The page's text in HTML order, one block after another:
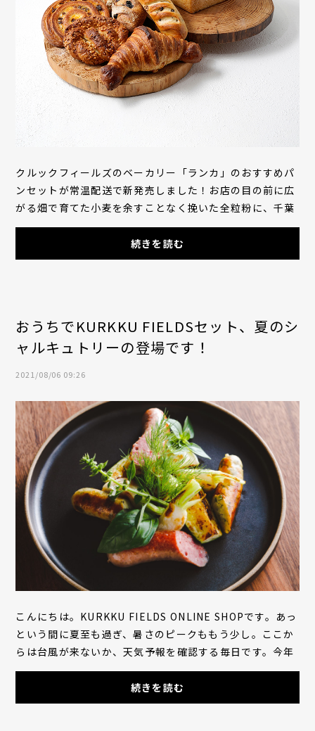
クルックフィールズのベーカリー「ランカ」のおすすめパ
ンセットが常温配送で新発売しました！お店の目の前に広
がる畑で育てた小麦を余すことなく挽いた全粒粉に、千葉
の小麦農家イマフンさんの小麦など数種類を...
続きを読む
おうちでKURKKU FIELDSセット、夏のシ
ャルキュトリーの登場です！
2021/08/06 09:26
こんにちは。KURKKU FIELDS ONLINE SHOPです。あっ
という間に夏至も過ぎ、暑さのピークももう少し。ここか
らは台風が来ないか、天気予報を確認する毎日です。今年
の夏、農業部は畑と向き合うだけでなく、夏野菜の...
続きを読む